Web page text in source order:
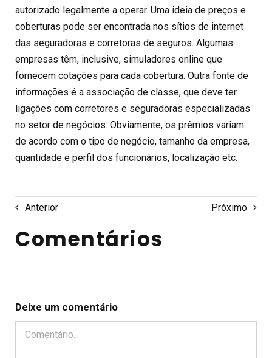
autorizado legalmente a operar. Uma ideia de preços e
coberturas pode ser encontrada nos sítios de internet
das seguradoras e corretoras de seguros. Algumas
empresas têm, inclusive, simuladores online que
fornecem cotações para cada cobertura. Outra fonte de
informações é a associação de classe, que deve ter
ligações com corretores e seguradoras especializadas
no setor de negócios. Obviamente, os prêmios variam
de acordo com o tipo de negócio, tamanho da empresa,
quantidade e perfil dos funcionários, localização etc.
Anterior Próximo
Comentários
Deixe um comentário
Comentário